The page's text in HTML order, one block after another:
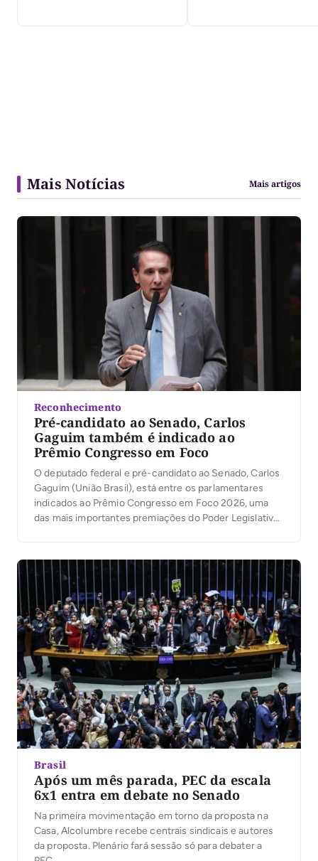
Mais Notícias Mais artigos
Reconhecimento
Pré-candidato ao Senado, Carlos
Gaguim também é indicado ao
Prêmio Congresso em Foco
O deputado federal e pré-candidato ao Senado, Carlos
Gaguim (União Brasil), está entre os parlamentares
indicados ao Prêmio Congresso em Foco 2026, uma
das mais importantes premiações do Poder Legislativo
escolha dos deputados e senadores que mais se
destacaram no […]
Brasil
Após um mês parada, PEC da escala
6x1 entra em debate no Senado
Na primeira movimentação em torno da proposta na
Casa, Alcolumbre recebe centrais sindicais e autores
da proposta. Plenário fará sessão só para debater a